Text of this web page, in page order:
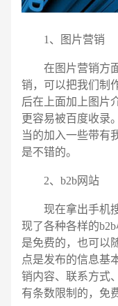
1、图片营销
在图片营销方面
销，可以把我们制
后在上面加上图片
更容易被百度收录
当的加入一些带有
是不错的。
2、b2b网站
现在拿出手机搜
现了各种各样的
是免费的，也可以
点是发布的信息基
销内容、联系方式
有条数限制的，免
电话